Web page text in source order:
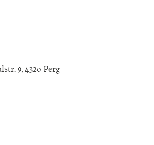
9, 4320 Perg